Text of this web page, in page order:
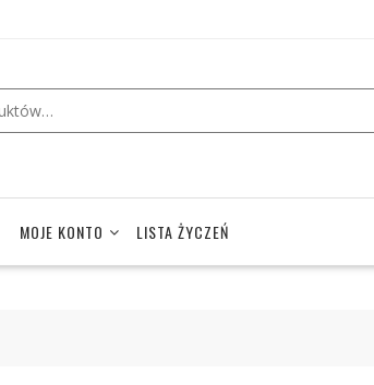
MOJE KONTO LISTA ŻYCZEŃ